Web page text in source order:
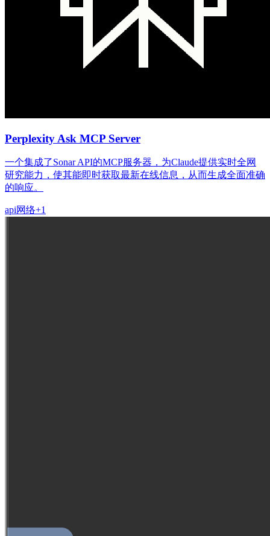
Perplexity Ask MCP Server
一个集成了Sonar API的MCP服务器，为Claude提供实时全网
研究能力，使其能即时获取最新在线信息，从而生成全面准确
的响应。
api网络+1